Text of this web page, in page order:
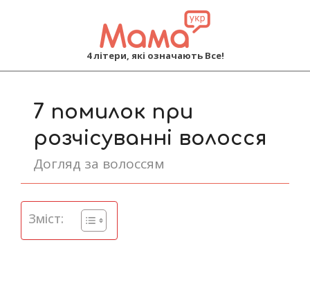
4 літери, які означають Все!
7 помилок при
розчісуванні волосся
Догляд за волоссям
Зміст: